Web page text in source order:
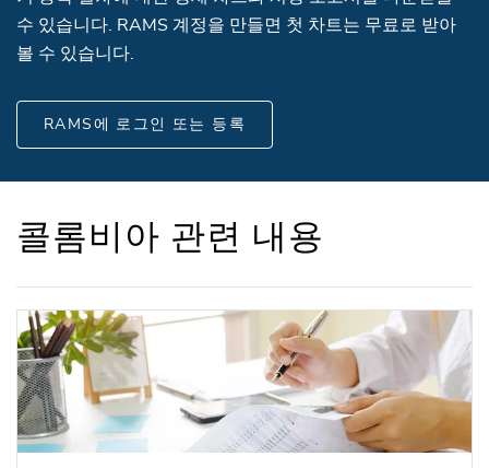
수 있습니다. RAMS 계정을 만들면 첫 차트는 무료로 받아
볼 수 있습니다.
RAMS에 로그인 또는 등록
콜롬비아 관련 내용